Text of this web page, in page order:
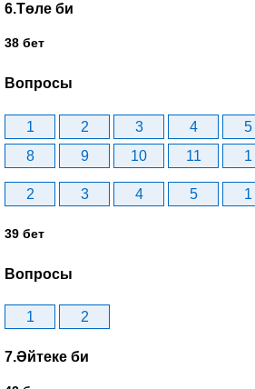
6.Төле би
38 бет
Вопросы
1 2 3 4 5
8
9 10 11 1
2 3 4 5 1
39 бет
Вопросы
1 2
7.Әйтеке би